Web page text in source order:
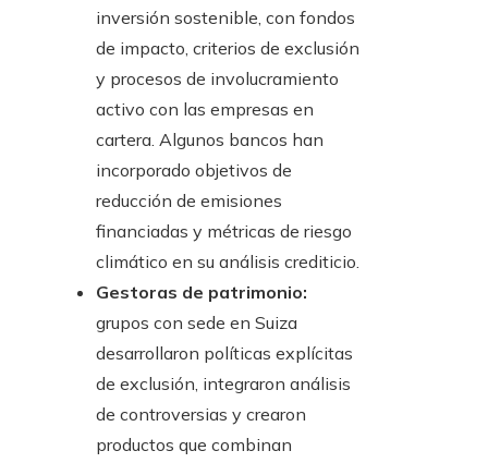
inversión sostenible, con fondos
de impacto, criterios de exclusión
y procesos de involucramiento
activo con las empresas en
cartera. Algunos bancos han
incorporado objetivos de
reducción de emisiones
financiadas y métricas de riesgo
climático en su análisis crediticio.
Gestoras de patrimonio:
grupos con sede en Suiza
desarrollaron políticas explícitas
de exclusión, integraron análisis
de controversias y crearon
productos que combinan